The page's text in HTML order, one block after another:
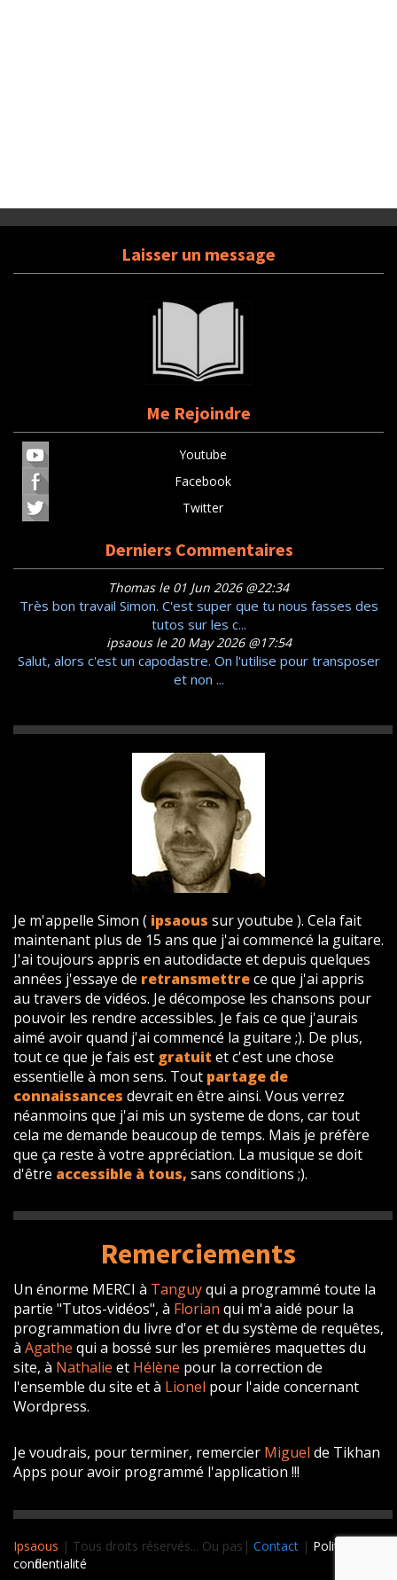
Laisser un message
Me Rejoindre
Youtube
Facebook
Twitter
Derniers Commentaires
Thomas le 01 Jun 2026 @22:34
Très bon travail Simon. C'est super que tu nous fasses des
tutos sur les c...
ipsaous le 20 May 2026 @17:54
Salut, alors c'est un capodastre. On l'utilise pour transposer
et non ...
Je m'appelle Simon ( ipsaous sur youtube ). Cela fait
maintenant plus de 15 ans que j'ai commencé la guitare.
J'ai toujours appris en autodidacte et depuis quelques
années j'essaye de retransmettrece que j'ai appris
au travers de vidéos. Je décompose les chansons pour
pouvoir les rendre accessibles. Je fais ce que j'aurais
aimé avoir quand j'ai commencé la guitare ;). De plus,
tout ce que je fais est gratuit et c'est une chose
essentielle à mon sens. Tout partage de
connaissances devrait en être ainsi. Vous verrez
néanmoins que j'ai mis un systeme de dons, car tout
cela me demande beaucoup de temps. Mais je préfère
que ça reste à votre appréciation. La musique se doit
d'être accessible à tous, sans conditions ;).
Remerciements
Un énorme MERCI à Tanguyqui a programmé toute la
partie "Tutos-vidéos", à Florian qui m'a aidé pour la
programmation du livre d'or et du système de requêtes,
à Agathe qui a bossé sur les premières maquettes du
site, à Nathalie et Hélène pour la correction de
l'ensemble du site et à Lionel pour l'aide concernant
Wordpress.
Je voudrais, pour terminer, remercier Miguel de Tikhan
Apps pour avoir programmé l'application !!!
Ipsaous | Tous droits réservés... Ou pas| Contact | Politique de
confidentialité